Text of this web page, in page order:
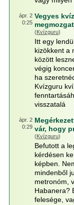
ápr. 2
0:25
Vegyes
(Kvízguru)
Itt egy
kizökkent a
között
végig
ha
Kvízguru
visszatalá
ápr. 2
0:29 vár, hogy
(Kvízguru)
Befutott a
kérdésen
képben.
mindenből
metronóm,
Habanera?
felesége,